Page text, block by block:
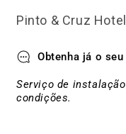
Pinto & Cruz
Obtenha já o
Serviço de
condições.